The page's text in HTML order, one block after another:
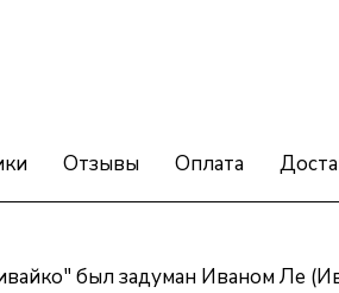
Отзывы Оплата
был задуман Иваном Ле